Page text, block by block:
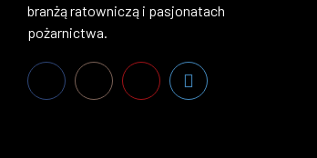
branżą ratowniczą i pasjonatach
pożarnictwa.